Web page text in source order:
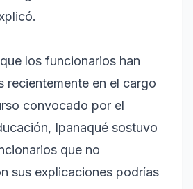
los funcionarios han
recientemente en el cargo
convocado por el
Ipanaqué sostuvo
que no
sus explicaciones podrías